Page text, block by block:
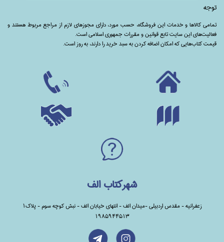
توجه
تمامی‌ کالاها و خدمات این فروشگاه، حسب مورد،‌ دارای مجوزهای لازم از مراجع مربوط هستند ‌و‌‌
فعالیت‌های این سایت تابع قوانین و مقررات جمهوری اسلامی است.
قیمت کتاب‌هایی که امکان اضافه کردن به سبد خرید را دارند،‌ به روز است.
شهرکتاب الف
زعفرانیه - مقدس اردبیلی -میدان الف - انتهای خیابان الف - نبش کوچه سوم - پلاک1
1985944513